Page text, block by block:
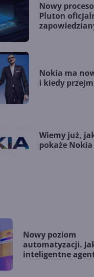
Nowy
Pluton
Nokia ma
i kiedy
Wiemy już,
pokaże Nokia
Nowy poziom
automatyzacji.
inteligentne